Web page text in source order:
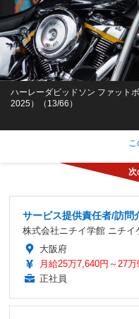
ハーレーダビッドソン ファット
2025）（13/66）
サービス提供責任者/訪問
株式会社ニチイ学館 ニチイ
大阪府
月給25万7,640円～27万
正社員